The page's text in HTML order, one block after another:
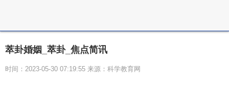
萃卦婚姻_萃卦_焦点简讯
时间：2023-05-30 07:19:55 来源：科学教育网